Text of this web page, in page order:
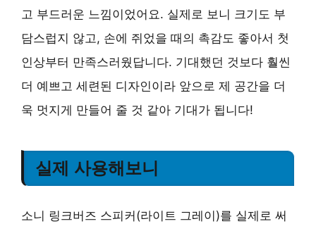
고 부드러운 느낌이었어요. 실제로 보니 크기도 부
담스럽지 않고, 손에 쥐었을 때의 촉감도 좋아서 첫
인상부터 만족스러웠답니다. 기대했던 것보다 훨씬
더 예쁘고 세련된 디자인이라 앞으로 제 공간을 더
욱 멋지게 만들어 줄 것 같아 기대가 됩니다!
실제 사용해보니
소니 링크버즈 스피커(라이트 그레이)를 실제로 써